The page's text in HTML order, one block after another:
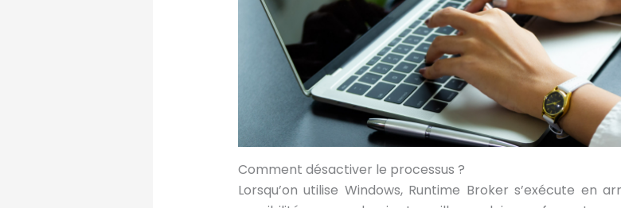
Comment désactiver le processus ?
Lorsqu’on utilise Windows, Runtime Broker s’exécute en